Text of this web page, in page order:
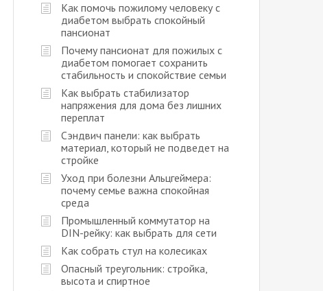
Как помочь пожилому человеку с
диабетом выбрать спокойный
пансионат
Почему пансионат для пожилых с
диабетом помогает сохранить
стабильность и спокойствие семьи
Как выбрать стабилизатор
напряжения для дома без лишних
переплат
Сэндвич панели: как выбрать
материал, который не подведет на
стройке
Уход при болезни Альцгеймера:
почему семье важна спокойная
среда
Промышленный коммутатор на
DIN-рейку: как выбрать для сети
Как собрать стул на колесиках
Опасный треугольник: стройка,
высота и спиртное